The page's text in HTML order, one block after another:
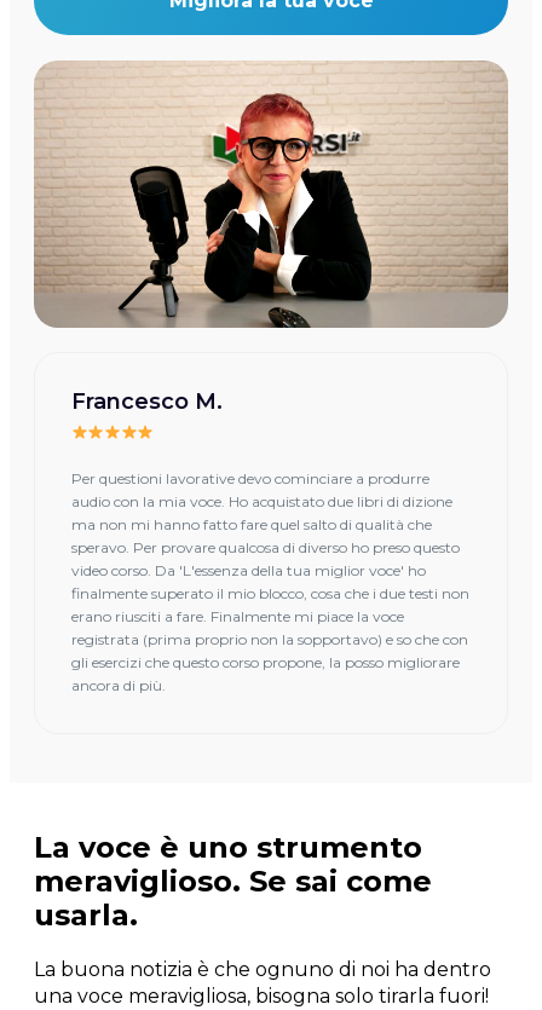
Francesco M.
Per questioni lavorative devo cominciare a produrre
audio con la mia voce. Ho acquistato due libri di dizione
ma non mi hanno fatto fare quel salto di qualità che
speravo. Per provare qualcosa di diverso ho preso questo
video corso. Da 'L'essenza della tua miglior voce' ho
finalmente superato il mio blocco, cosa che i due testi non
erano riusciti a fare. Finalmente mi piace la voce
registrata (prima proprio non la sopportavo) e so che con
gli esercizi che questo corso propone, la posso migliorare
ancora di più.
La voce è uno strumento
meraviglioso. Se sai come
usarla.
La buona notizia è che ognuno di noi ha dentro
una voce meravigliosa, bisogna solo tirarla fuori!